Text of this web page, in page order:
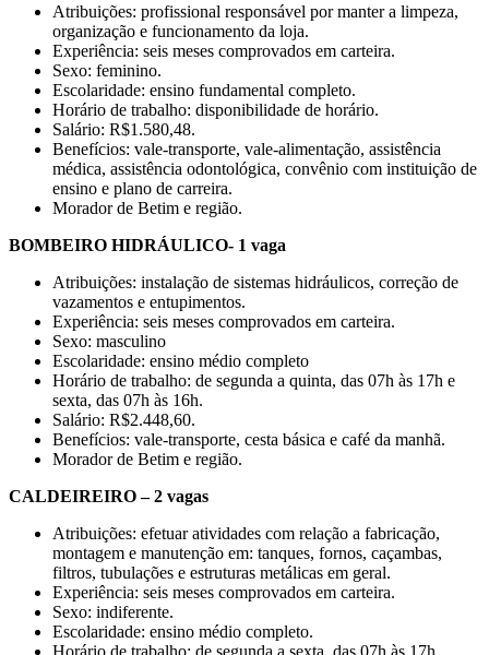
Atribuições: profissional responsável por manter a limpeza,
organização e funcionamento da loja.
Experiência: seis meses comprovados em carteira.
Sexo: feminino.
Escolaridade: ensino fundamental completo.
Horário de trabalho: disponibilidade de horário.
Salário: R$1.580,48.
Benefícios: vale-transporte, vale-alimentação, assistência
médica, assistência odontológica, convênio com instituição de
ensino e plano de carreira.
Morador de Betim e região.
BOMBEIRO HIDRÁULICO- 1 vaga
Atribuições: instalação de sistemas hidráulicos, correção de
vazamentos e entupimentos.
Experiência: seis meses comprovados em carteira.
Sexo: masculino
Escolaridade: ensino médio completo
Horário de trabalho: de segunda a quinta, das 07h às 17h e
sexta, das 07h às 16h.
Salário: R$2.448,60.
Benefícios: vale-transporte, cesta básica e café da manhã.
Morador de Betim e região.
CALDEIREIRO – 2 vagas
Atribuições: efetuar atividades com relação a fabricação,
montagem e manutenção em: tanques, fornos, caçambas,
filtros, tubulações e estruturas metálicas em geral.
Experiência: seis meses comprovados em carteira.
Sexo: indiferente.
Escolaridade: ensino médio completo.
Horário de trabalho: de segunda a sexta, das 07h às 17h.